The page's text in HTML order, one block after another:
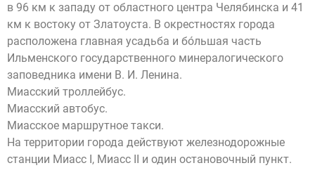
в 96 км к западу от областного центра Челябинска и 41
км к востоку от Златоуста. В окрестностях города
расположена главная усадьба и бо́льшая часть
Ильменского государственного минералогического
заповедника имени В. И. Ленина.
Миасский троллейбус.
Миасский автобус.
Миасское маршрутное такси.
На территории города действуют железнодорожные
станции Миасс I, Миасс II и один остановочный пункт.